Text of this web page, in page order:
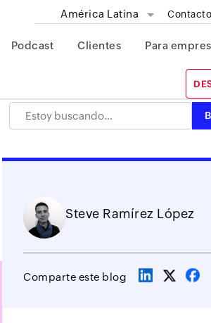
América Latina Contacto
Podcast Clientes Para
Steve Ramírez López
Comparte este blog